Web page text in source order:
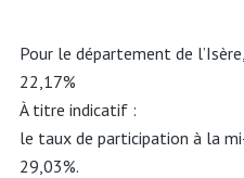
Pour le département de
22,17%
À titre indicatif :
le taux de participation à la
29,03%.